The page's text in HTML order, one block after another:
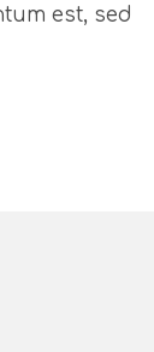
est, sed